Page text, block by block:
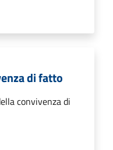
di fatto
convivenza di